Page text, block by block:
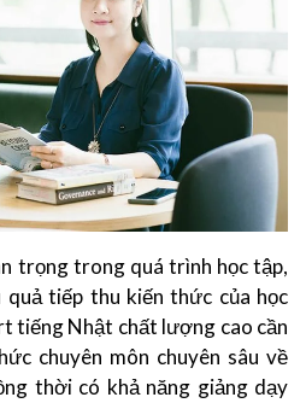
trọng trong quá trình học tập,
tiếp thu kiến thức của học
tiếng Nhật chất lượng cao cần
chuyên môn chuyên sâu về
thời có khả năng giảng dạy